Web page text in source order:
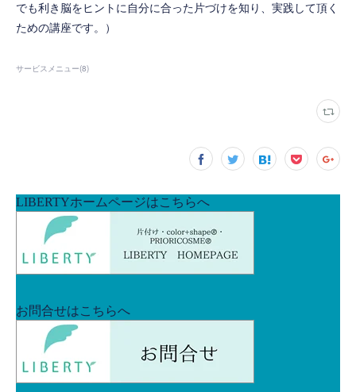
でも利き脳をヒントに自分に合った片づけを知り、実践して頂く
ための講座です。）
サービスメニュー(8)